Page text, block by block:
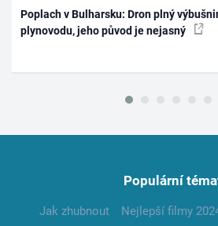
Poplach v Bulharsku: Dron plný
plynovodu, jeho původ je nejasný
Populární
Jak zhubnout Nejlepší filmy